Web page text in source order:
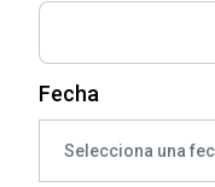
Fecha